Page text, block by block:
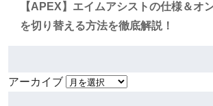
【APEX】エイムアシストの仕様＆オ
を切り替える方法を徹底解説！
アーカイブ